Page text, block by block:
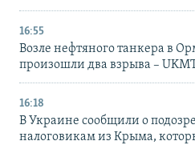
16:55
Возле нефтяного танкера в
произошли два взрыва –
16:18
В Украине сообщили о
налоговикам из Крыма,